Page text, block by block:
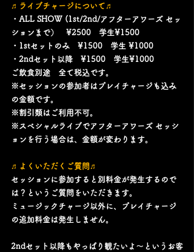
♬ライブチャージについて♬
・ALL SHOW (1st/2nd/アフターアワーズ セッ
ションまで）　¥2500　学生¥1500
・1stセットのみ　¥1500　学生 ¥1000
・2ndセット以降　¥1500　学生¥1000
ご飲食別途　全て税込です。
※セッションの参加者はプレイチャージも込み
の金額です。
※割引類はご利用不可。
※スペシャルライブでアフターアワーズ セッシ
ョンを行う場合は、金額が変わります。
♬よくいただくご質問♬
セッションに参加すると別料金が発生するので
は？というご質問をいただきます。
ミュージックチャージ以外に、プレイチャージ
の追加料金は発生しません。
2ndセット以降もやっぱり観たいよ～というお客